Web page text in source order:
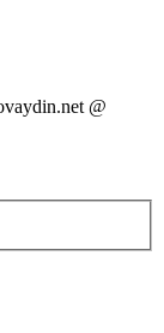
@